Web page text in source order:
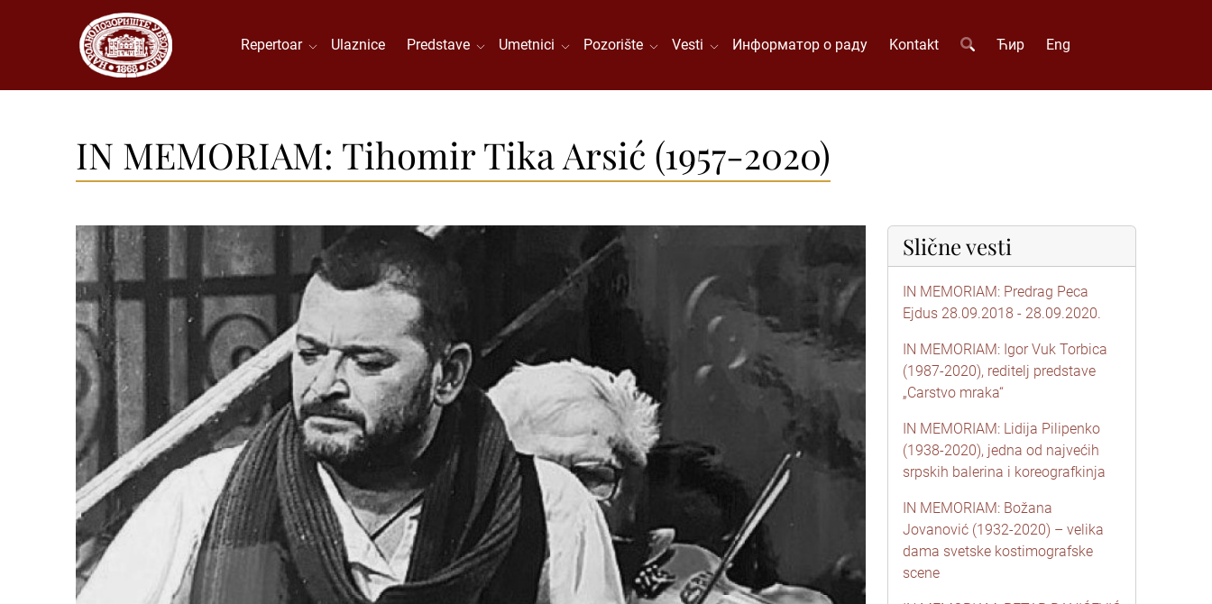
Repertoar Ulaznice Predstave Umetnici Pozorište Vesti Информатор о раду Kontakt Ћир Eng
IN MEMORIAM: Tihomir Tika Arsić (1957-2020)
Slične vesti
IN MEMORIAM: Predrag Peca
Ejdus 28.09.2018 - 28.09.2020.
IN MEMORIAM: Igor Vuk Torbica
(1987-2020), reditelj predstave
„Carstvo mraka“
IN MEMORIAM: Lidija Pilipenko
(1938-2020), jedna od najvećih
srpskih balerina i koreografkinja
IN MEMORIAM: Božana
Jovanović (1932-2020) – velika
dama svetske kostimografske
scene